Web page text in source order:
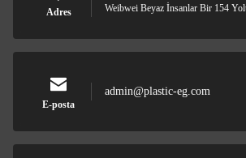
Adres
Weibwei Beyaz İnsanlar Bir 154
E-posta
admin@plastic-eg.com